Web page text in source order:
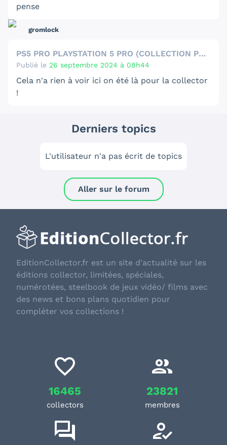
pense
gromlock
PS5 PRO PLAYSTATION 5 PRO (COLLECTION PLAYSTATION 30ÈME ANNIVERSAIRE)
Publié le 26 septembre 2024 à 08h44
Cela n'a rien à voir ici on été là pour la collector
!
Derniers topics
L'utilisateur n'a pas écrit de topics
Aller sur le forum
EditionCollector.fr est un site d'actualité sur les
éditions collector, limitées, spéciales,
numérotées, steelbook de jeux vidéo/ films avec
des news et bons plans quotidien pour
compléter vos collections !
16465
collectors
23821
membres